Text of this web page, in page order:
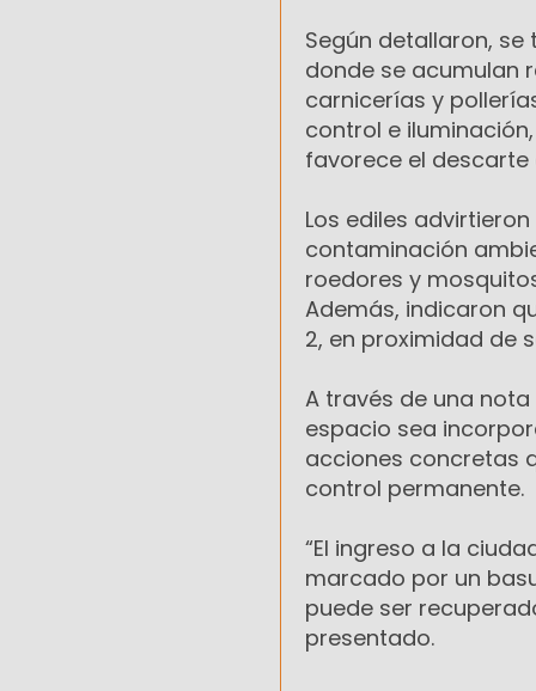
Según detallaron,
donde se acumulan
carnicerías y
control e
favorece el descarte
Los ediles
contaminación
roedores y
Además, indicaron
2, en proximidad de
A través de una
espacio sea
acciones concretas
control permanente.
“El ingreso a la
marcado por un
puede ser
presentado.